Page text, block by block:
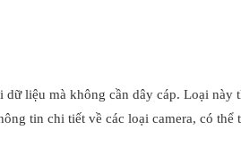
dữ liệu mà không cần dây cáp. Loại này
tin chi tiết về các loại camera, có thể